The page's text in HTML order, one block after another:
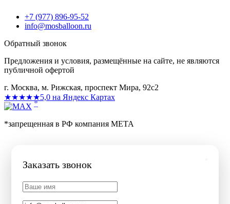
+7 (977) 896-95-52
info@mosballoon.ru
Обратный звонок
Предложения и условия, размещённые на сайте, не являются
публичной офертой
г. Москва, м. Рижская, проспект Мира, 92с2
★★★★★5,0 на Яндекс Картах
*
*запрещенная в РФ компания МЕТА
Заказать звонок